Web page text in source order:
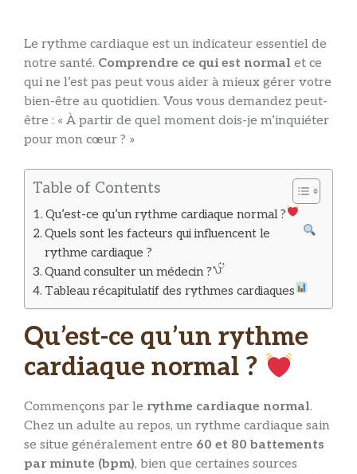
Le rythme cardiaque est un indicateur essentiel de
notre santé. Comprendre ce qui est normal et ce
qui ne l’est pas peut vous aider à mieux gérer votre
bien-être au quotidien. Vous vous demandez peut-
être : « À partir de quel moment dois-je m’inquiéter
pour mon cœur ? »
Table of Contents
Qu’est-ce qu’un rythme cardiaque normal ?
Quels sont les facteurs qui influencent le
rythme cardiaque ?
Quand consulter un médecin ?
Tableau récapitulatif des rythmes cardiaques
Qu’est-ce qu’un rythme
cardiaque normal ?
Commençons par le rythme cardiaque normal.
Chez un adulte au repos, un rythme cardiaque sain
se situe généralement entre 60 et 80 battements
par minute (bpm), bien que certaines sources